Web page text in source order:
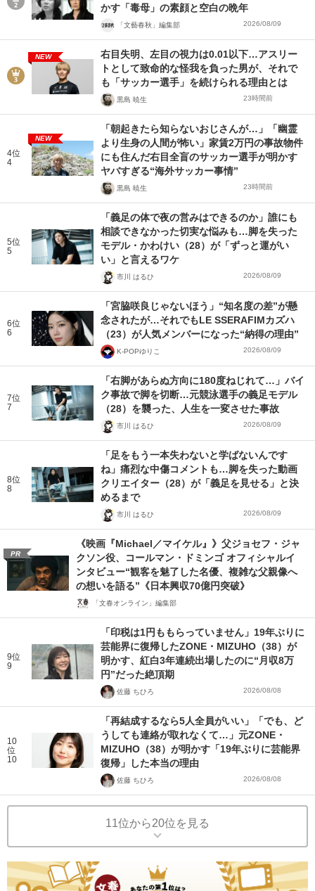
かす「毒母」の素顔と空白の晩年
「文藝春秋」編集部 2026/08/09
NEW
右目失明、左目の視力は0.01以下…アスリー
トとして致命的な怪我を負った男が、それで
も「サッカー選手」を続けられる理由とは
黒島 暁生 23時間前
4位
4
NEW
「朝起きたら知らないおじさんが…」「幽霊
より生身の人間が怖い」家賃2万円の事故物件
にも住んだ右目全盲のサッカー選手が明かす
ヤバすぎる“海外サッカー事情”
黒島 暁生 23時間前
5位
5
「義足の体で夜の営みはできるのか」誰にも
相談できなかった切実な悩みも…脚を失った
モデル・かわけい（28）が「ずっと運がい
い」と言えるワケ
市川 はるひ 2026/08/09
6位
6
「宮脇咲良じゃないほう」“知名度の差”が懸
念されたが…それでもLE SSERAFIMカズハ
（23）が人気メンバーになった“納得の理由”
K-POPゆりこ 2026/08/09
7位
7
「右脚があらぬ方向に180度ねじれて…」バイ
ク事故で脚を切断…元競泳選手の義足モデル
（28）を襲った、人生を一変させた事故
市川 はるひ 2026/08/09
8位
8
「足をもう一本失わないと学ばないんです
ね」痛烈な中傷コメントも…脚を失った動画
クリエイター（28）が「義足を見せる」と決
めるまで
市川 はるひ 2026/08/09
PR
《映画『Michael／マイケル』》父ジョセフ・ジャ
クソン役、コールマン・ドミンゴ オフィシャルイ
ンタビュー“観客を魅了した名優、複雑な父親像へ
の想いを語る”《日本興収70億円突破》
「文春オンライン」編集部
9位
9
「印税は1円ももらっていません」19年ぶりに
芸能界に復帰したZONE・MIZUHO（38）が
明かす、紅白3年連続出場したのに“月収8万
円”だった絶頂期
佐藤 ちひろ 2026/08/08
10
位
10
「再結成するなら5人全員がいい」「でも、ど
うしても連絡が取れなくて…」元ZONE・
MIZUHO（38）が明かす「19年ぶりに芸能界
復帰」した本当の理由
佐藤 ちひろ 2026/08/08
11位から20位を見る